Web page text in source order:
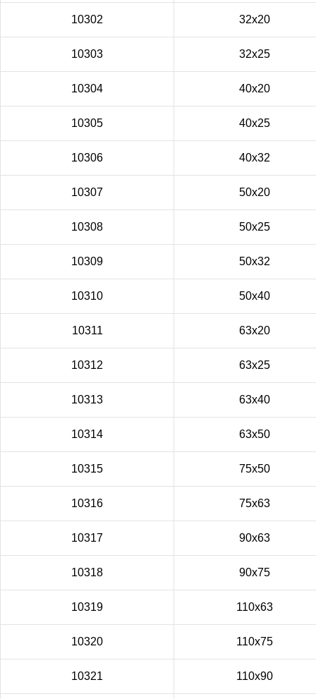
10302 32x20
10303 32x25
10304 40x20
10305 40x25
10306 40x32
10307 50x20
10308 50x25
10309 50x32
10310 50x40
10311 63x20
10312 63x25
10313 63x40
10314 63x50
10315 75x50
10316 75x63
10317 90x63
10318 90x75
10319 110x63
10320 110x75
10321 110x90